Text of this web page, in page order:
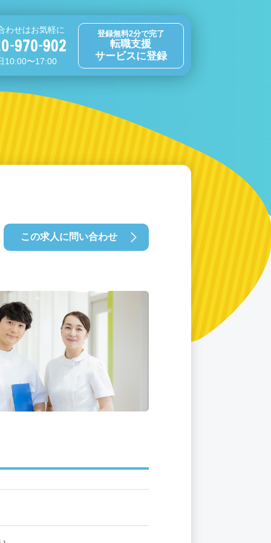
わせはお気軽に
10:00〜17:00
登録無料2分で完了
転職支援
サービスに登録
この求人に問い合わせ